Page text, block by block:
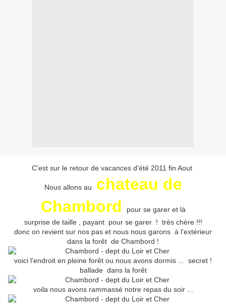
C'est sur le retour de vacances d'été 2011 fin Aout
Nous allons au chateau de
Chambord
pour se garer et là
surprise de taille , payant pour se garer ! très chère !!!
donc on revient sur nos pas et nous nous garons à l’extérieur
dans la forêt de Chambord !
voici l'endroit en pleine forêt ou nous avons dormis ... secret !
ballade dans la forêt
voila nous avons rammassé notre repas du soir ...